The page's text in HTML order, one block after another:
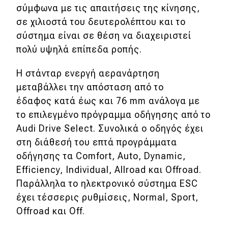
Οδική βοήθεια
eDRIVE
DRIVE USED
σύμφωνα με τις απαιτήσεις της κίνησης,
σε χιλιοστά του δευτερολέπτου και το
σύστημα είναι σε θέση να διαχειριστεί
πολύ υψηλά επίπεδα ροπής.
Η στάνταρ ενεργή αερανάρτηση
μεταβάλλει την απόσταση από το
έδαφος κατά έως και 76 mm ανάλογα με
το επιλεγμένο πρόγραμμα οδήγησης από το
Audi Drive Select. Συνολικά ο οδηγός έχει
στη διάθεσή του επτά προγράμματα
οδήγησης τα Comfort, Auto, Dynamic,
Efficiency, Individual, Allroad και Offroad.
Παράλληλα το ηλεκτρονικό σύστημα ESC
έχει τέσσερις ρυθμίσεις, Normal, Sport,
Offroad και Off.